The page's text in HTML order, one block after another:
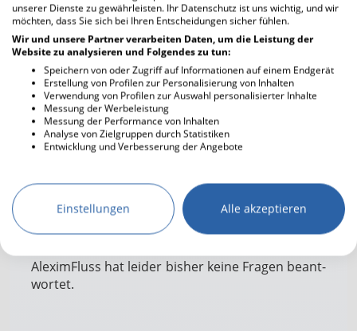
Computer
Kunst
Essen gehen
Literatur
Entspannen
Musik hören
Fernsehen
Musik machen
Reisen
Handwerken
Sport treiben
Kino
Tanzen
Musikrichtung Klassik
AleximFluss hat lei­der bis­her kei­ne Fra­gen be­ant­
wort­et.
unserer Dienste zu gewährleisten. Ihr Datenschutz ist uns wichtig, und wir
möchten, dass Sie sich bei Ihren Entscheidungen sicher fühlen.
Wir und unsere Partner verarbeiten Daten, um die Leistung der
Website zu analysieren und Folgendes zu tun:
Speichern von oder Zugriff auf Informationen auf einem Endgerät
Erstellung von Profilen zur Personalisierung von Inhalten
Verwendung von Profilen zur Auswahl personalisierter Inhalte
Messung der Werbeleistung
Messung der Performance von Inhalten
Analyse von Zielgruppen durch Statistiken
Entwicklung und Verbesserung der Angebote
Einstellungen Alle akzeptieren